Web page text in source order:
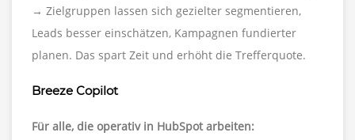
→ Zielgruppen lassen sich gezielter segmentieren,
Leads besser einschätzen, Kampagnen fundierter
planen. Das spart Zeit und erhöht die Trefferquote.
Breeze Copilot
Für alle, die operativ in HubSpot arbeiten: